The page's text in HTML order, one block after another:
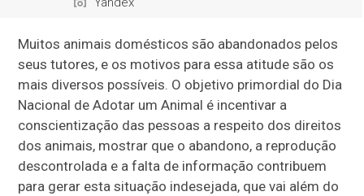
Muitos animais domésticos são abandonados pelos
seus tutores, e os motivos para essa atitude são os
mais diversos possíveis. O objetivo primordial do Dia
Nacional de Adotar um Animal é incentivar a
conscientização das pessoas a respeito dos direitos
dos animais, mostrar que o abandono, a reprodução
descontrolada e a falta de informação contribuem
para gerar esta situação indesejada, que vai além do